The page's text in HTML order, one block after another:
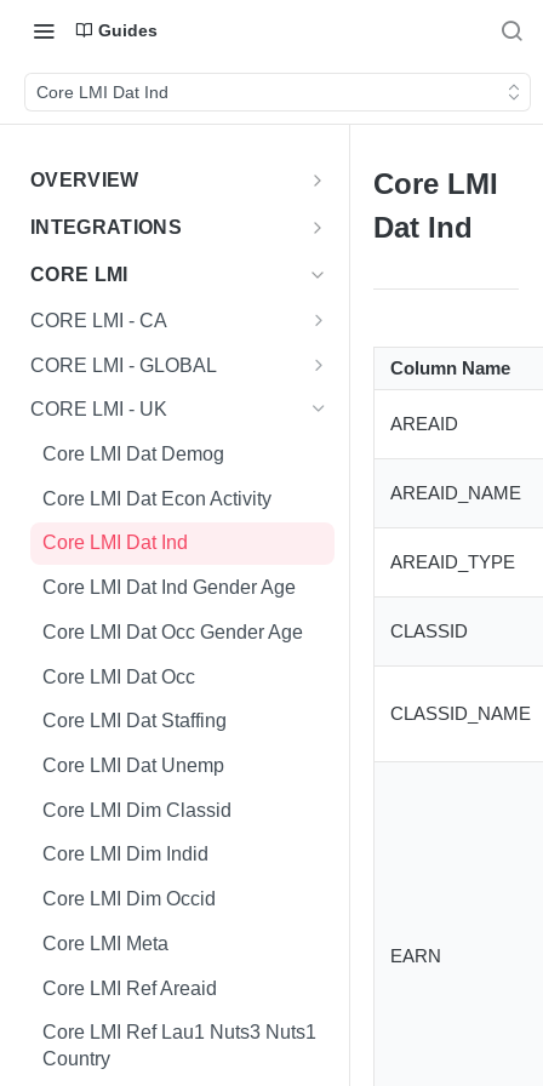
Guides
Core LMI Dat Ind
OVERVIEW
Important Note
INTEGRATIONS
Shares
CORE LMI
CORE LMI - CA
Core LMI Dat Demog
Core LMI Dat Ed
Core LMI Dat Ind
Core LMI Dat Occ
Core LMI Dat Unemp Ind
Core LMI Dat Wf Demog
Core LMI Ref Csd Cd Prov
Core LMI Ref Csd Cma
CORE LMI - GLOBAL
Core LMI Detailed Dat Ind
Core LMI Detailed Dat Occ
Core LMI Detailed Dim Ind
Core LMI Detailed Dim Occ
Core LMI Detailed Meta
Core LMI Detailed Ref Areaid
CORE LMI - UK
Core LMI Dat Demog
Core LMI Dat Econ Activity
Core LMI Dat Ind
Core LMI Dat Ind Gender Age
Core LMI Dat Occ Gender Age
Core LMI Dat Occ
Core LMI Dat Staffing
Core LMI Dat Unemp
Core LMI Dim Classid
Core LMI Dim Indid
Core LMI Dim Occid
Core LMI Meta
Core LMI Ref Areaid
Core LMI Ref Lau1 Nuts3 Nuts1
Country
Core LMI
Dat Ind
Column Name
AREAID
AREAID_NAME
AREAID_TYPE
CLASSID
CLASSID_NAME
EARN